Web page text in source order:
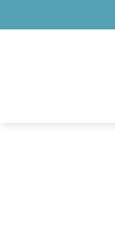
Inhalt